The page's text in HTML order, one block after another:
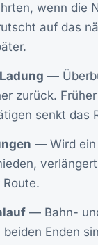
wenn die
auf das
—
zurück.
senkt das
— Wird ein
— Bahn-
Enden